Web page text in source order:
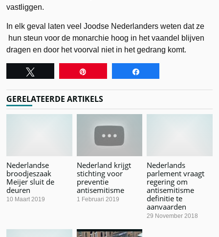
vastliggen.
In elk geval laten veel Joodse Nederlanders weten dat ze
hun steun voor de monarchie hoog in het vaandel blijven
dragen en door het voorval niet in het gedrang komt.
GERELATEERDE ARTIKELS
Nederlandse
broodjeszaak
Meijer sluit de
deuren
10 Maart 2019
Nederland krijgt
stichting voor
preventie
antisemitisme
1 Februari 2019
Nederlands
parlement vraagt
regering om
antisemitisme
definitie te
aanvaarden
29 November 2018